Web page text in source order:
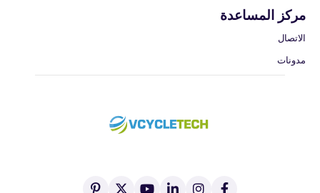
مركز المساعدة
الاتصال
مدونات
ا
ا
ي
ا
ب